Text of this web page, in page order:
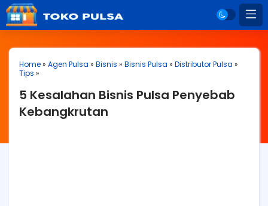
Home» Agen Pulsa » Bisnis » Bisnis Pulsa » Distributor Pulsa »
Tips »
5 Kesalahan Bisnis Pulsa Penyebab
Kebangkrutan